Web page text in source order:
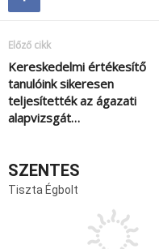
Előző cikk
Kereskedelmi értékesítő
tanulóink sikeresen
teljesítették az ágazati
alapvizsgát…
SZENTES
Tiszta Égbolt